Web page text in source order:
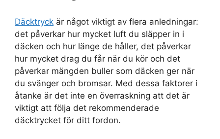
Däcktryck är något viktigt av flera anledningar:
det påverkar hur mycket luft du släpper in i
däcken och hur länge de håller, det påverkar
hur mycket drag du får när du kör och det
påverkar mängden buller som däcken ger när
du svänger och bromsar. Med dessa faktorer i
åtanke är det inte en överraskning att det är
viktigt att följa det rekommenderade
däcktrycket för ditt fordon.